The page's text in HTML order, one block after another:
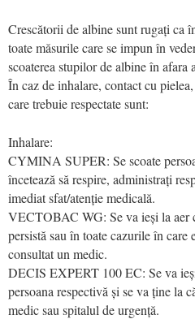
Crescătorii de albine sunt rugați ca
toate măsurile care se impun în
scoaterea stupilor de albine în afara
În caz de inhalare, contact cu
care trebuie respectate sunt:
Inhalare:
CYMINA SUPER: Se scoate
încetează să respire, administrați
imediat sfat/atenție medicală.
VECTOBAC WG: Se va ieși la aer
persistă sau în toate cazurile în
consultat un medic.
DECIS EXPERT 100 EC: Se va
persoana respectivă și se va ține la
medic sau spitalul de urgență.